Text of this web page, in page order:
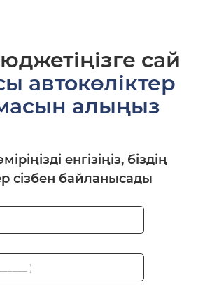
сай
автокөліктер
алыңыз
енгізіңіз, біздің
сізбен байланысады